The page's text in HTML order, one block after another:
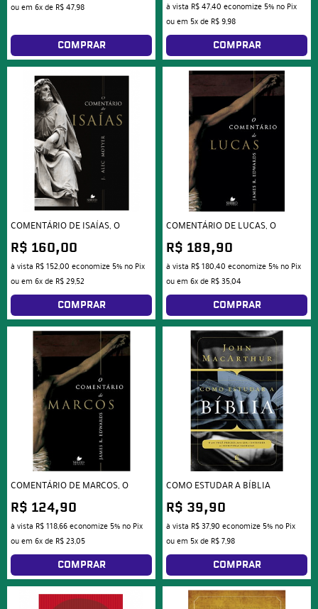
ou em 6xde R$ 47,98
COMPRAR
à vista R$ 47,40 economize 5% no Pix
ou em 5xde R$ 9,98
COMPRAR
COMENTÁRIO DE ISAÍAS, O
R$ 160,00
à vista R$ 152,00 economize 5% no Pix
ou em 6xde R$ 29,52
COMPRAR
COMENTÁRIO DE LUCAS, O
R$ 189,90
à vista R$ 180,40 economize 5% no Pix
ou em 6xde R$ 35,04
COMPRAR
COMENTÁRIO DE MARCOS, O
R$ 124,90
à vista R$ 118,66economize 5% no Pix
ou em 6xde R$ 23,05
COMPRAR
COMO ESTUDAR A BÍBLIA
R$ 39,90
à vista R$ 37,90 economize 5% no Pix
ou em 5xde R$ 7,98
COMPRAR